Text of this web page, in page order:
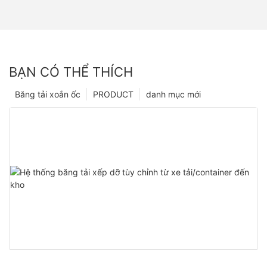
BẠN CÓ THỂ THÍCH
danh mục mới
PRODUCT
Băng tải xoắn ốc